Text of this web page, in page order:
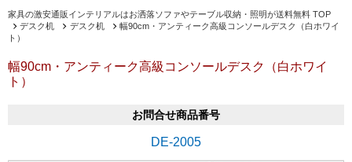
家具の激安通販インテリアルはお洒落ソファやテーブル収納・照明が送料無料 TOP
デスク机
デスク机
幅90cm・アンティーク高級コンソールデスク（白ホワイ
ト）
幅90cm・アンティーク高級コンソールデスク（白ホワイ
ト）
お問合せ商品番号
DE-2005